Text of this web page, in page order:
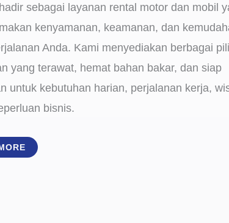
sebagai layanan rental motor dan mobil
kenyamanan, keamanan, dan
Anda. Kami menyediakan berbagai
yang terawat, hemat bahan bakar, dan siap
untuk kebutuhan harian, perjalanan kerja,
bisnis.